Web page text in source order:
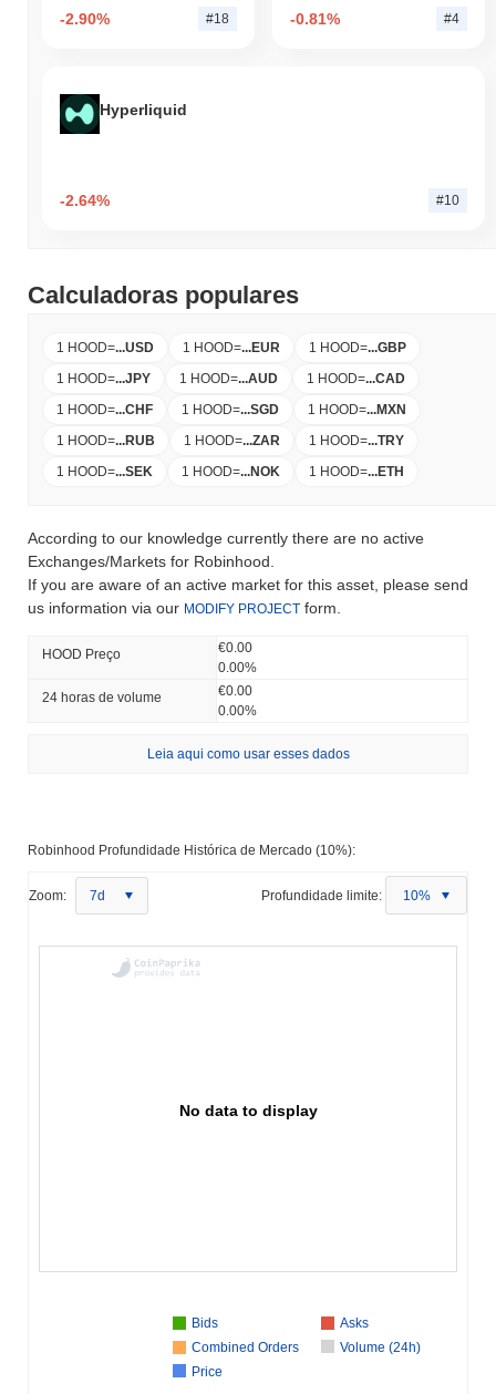
-2.90% #18 -0.81% #4
Hyperliquid
-2.64% #10
Calculadoras populares
1 HOOD=...USD 1 HOOD=...EUR 1 HOOD=...GBP
1 HOOD=...JPY 1 HOOD=...AUD 1 HOOD=...CAD
1 HOOD=...CHF 1 HOOD=...SGD 1 HOOD=...MXN
1 HOOD=...RUB 1 HOOD=...ZAR 1 HOOD=...TRY
1 HOOD=...SEK 1 HOOD=...NOK 1 HOOD=...ETH
According to our knowledge currently there are no active
Exchanges/Markets for Robinhood.
If you are aware of an active market for this asset, please send
us information via our MODIFY PROJECT form.
HOOD Preço
€0.00
0.00%
24 horas de volume
€0.00
0.00%
Leia aqui como usar esses dados
Robinhood Profundidade Histórica de Mercado (10%):
Zoom: 7d Profundidade limite: 10%
No data to display
Bids
Asks
Combined Orders
Volume (24h)
Price